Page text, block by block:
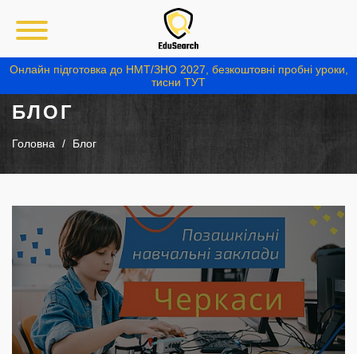
Онлайн підготовка до НМТ/ЗНО 2027, безкоштовні пробні уроки,
тисни ТУТ
БЛОГ
Головна Блог